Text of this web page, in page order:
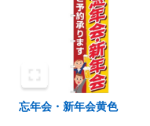
忘年会・新年会黄色